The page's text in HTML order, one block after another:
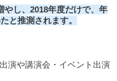
やし、2018年度だけで、年
と推測されます。
演や講演会・イベント出演